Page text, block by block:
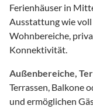
Ferienhäuser in
Ausstattung wie
Wohnbereiche,
Konnektivität.
Außenbereiche,
Terrassen, Balkone
und ermöglichen